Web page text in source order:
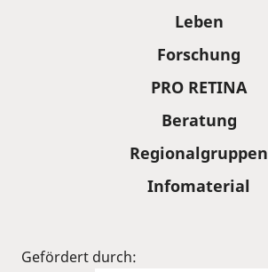
Leben
Forschung
PRO RETINA
Beratung
Regionalgruppen
Infomaterial
Gefördert durch: